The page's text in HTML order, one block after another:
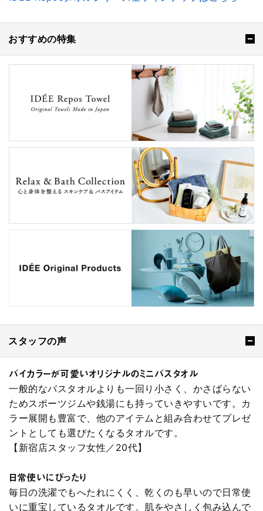
おすすめの特集
スタッフの声
バイカラーが可愛いオリジナルのミニバスタオル
一般的なバスタオルよりも一回り小さく、かさばらない
ためスポーツジムや銭湯にも持っていきやすいです。カ
ラー展開も豊富で、他のアイテムと組み合わせてプレゼ
ントとしても選びたくなるタオルです。
【新宿店スタッフ女性／20代】
日常使いにぴったり
毎日の洗濯でもへたれにくく、乾くのも早いので日常使
いに重宝しているタオルです。肌をやさしく包み込んで